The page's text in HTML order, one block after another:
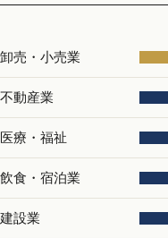
卸売・小売業
不動産業
医療・福祉
飲食・宿泊業
建設業